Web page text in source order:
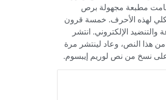
قامت مطبعة مجهولة برص
لهذه الأحرف. خمسة قرون
الإلكتروني. انتشر
هذا النص، وعاد لينتشر مرة
على نسخ من نص لوريم إيبسوم.